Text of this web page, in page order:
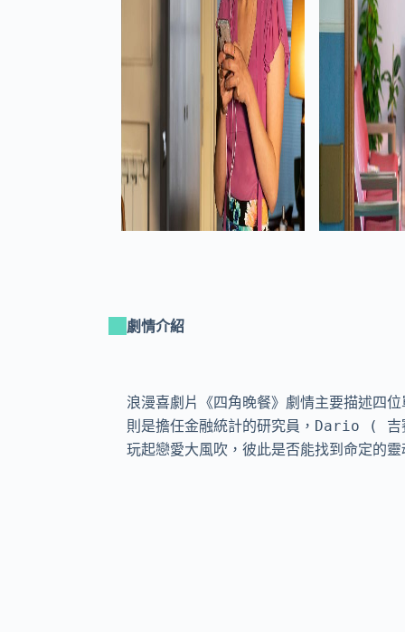
劇情介紹
浪漫喜劇片《四角晚餐》劇情主要描
則是擔任金融統計的研究員，Dario (
玩起戀愛大風吹，彼此是否能找到命定的